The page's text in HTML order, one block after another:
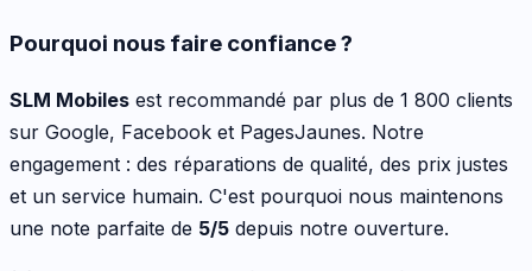
Pourquoi nous faire confiance ?
SLM Mobiles est recommandé par plus de 1 800 clients
sur Google, Facebook et PagesJaunes. Notre
engagement : des réparations de qualité, des prix justes
et un service humain. C'est pourquoi nous maintenons
une note parfaite de 5/5 depuis notre ouverture.